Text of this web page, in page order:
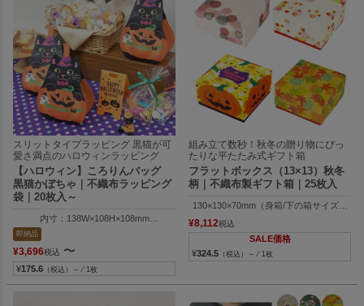
スリットタイプラッピング 黒猫が可
愛さ満点のハロウィンラッピング
【ハロウィン】ころりんバッグ
黒猫かぼちゃ｜不織布ラッピング
袋｜20枚入～
内寸：138W×108H×108mm
外寸：144W×177H×114mm
即納品
¥3,696税込 〜
¥175.6 （税込）～ ⁄ 1枚
組み立て数秒！秋冬の贈り物にぴっ
たりな平たたみ式ギフト箱
フラットボックス（13×13）秋冬
柄｜不織布製ギフト箱｜25枚入
130×130×70mm（身箱/下の箱サイズ）
130×130×37mm（フタサイズ）
¥8,112税込
SALE価格
¥324.5 （税込）～ ⁄ 1枚